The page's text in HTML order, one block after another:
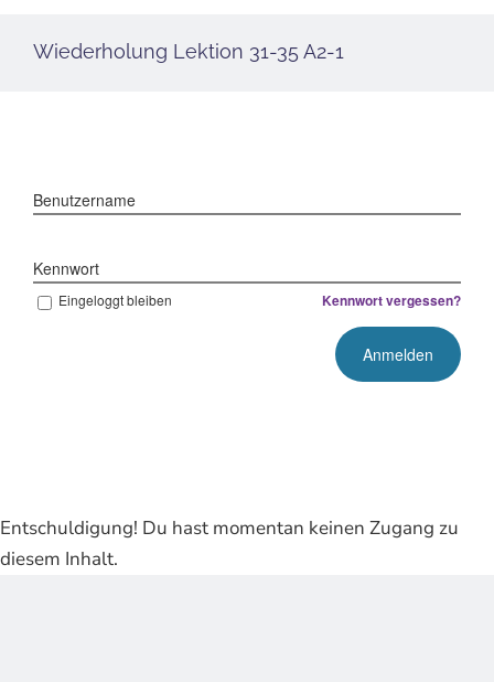
Wiederholung Lektion 31-35 A2-1
Benutzername
Kennwort
Eingeloggt bleiben Kennwort vergessen?
Entschuldigung! Du hast momentan keinen Zugang zu
diesem Inhalt.